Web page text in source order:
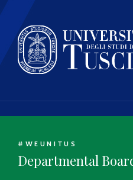
#WEUNITUS
Departmental